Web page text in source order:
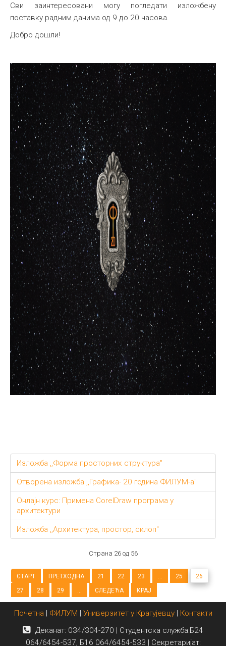
Сви заинтересовани могу погледати изложбену
поставку радним данима од 9 до 20 часова.
Добро дошли!
Изложба ,,Форма просторних структура"
Отворена изложба ,,Графика- 20 година ФИЛУМ-а"
Онлајн курс: Примена CorelDraw програма у
архитектури
Изложба ,,Архитектура, простор, склоп"
Страна 26 од 56
СТАРТ ПРЕТХОДНА 21 22 23 ... 25
26
27
28 29 ... СЛЕДЕЋА КРАЈ
Почетна | ФИЛУМ | Универзитет у Крагујевцу| Контакти
Деканат: 034/304-270 | Студентска служба:Б24
064/6454-537, Б16 064/6454-533 | Секретаријат: